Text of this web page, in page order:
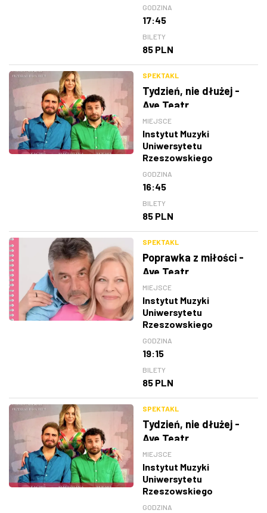
GODZINA
17:45
BILETY
85 PLN
SPEKTAKL
Tydzień, nie dłużej -
Ave Teatr
MIEJSCE
Instytut Muzyki
Uniwersytetu
Rzeszowskiego
GODZINA
16:45
BILETY
85 PLN
SPEKTAKL
Poprawka z miłości -
Ave Teatr
MIEJSCE
Instytut Muzyki
Uniwersytetu
Rzeszowskiego
GODZINA
19:15
BILETY
85 PLN
SPEKTAKL
Tydzień, nie dłużej -
Ave Teatr
MIEJSCE
Instytut Muzyki
Uniwersytetu
Rzeszowskiego
GODZINA